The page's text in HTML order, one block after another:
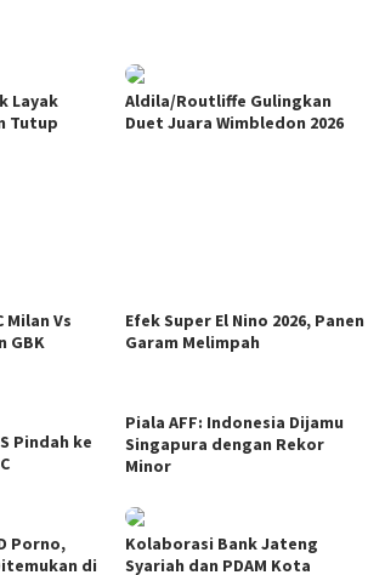
Layak
Tutup
Aldila/Routliffe Gulingkan
Duet Juara Wimbledon 2026
Milan Vs
GBK
Efek Super El Nino 2026, Panen
Garam Melimpah
Pindah ke
Piala AFF: Indonesia Dijamu
Singapura dengan Rekor
Minor
Porno,
di
Kolaborasi Bank Jateng
Syariah dan PDAM Kota